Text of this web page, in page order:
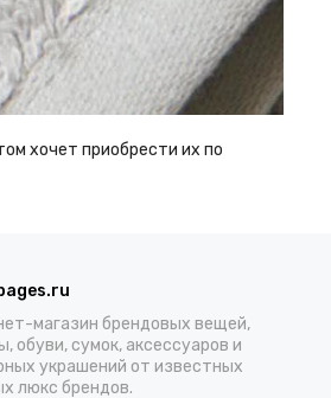
хочет приобрести их по
магазин брендовых вещей,
обуви, сумок, аксессуаров и
украшений от известных
люкс брендов.